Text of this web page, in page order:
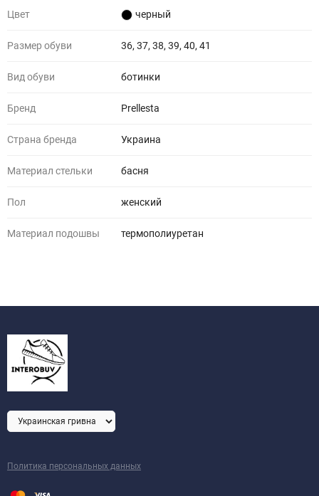
Цвет черный
Размер обуви 36, 37, 38, 39, 40, 41
Вид обуви ботинки
Бренд Prellesta
Страна бренда Украина
Материал стельки басня
Пол женский
Материал подошвы термополиуретан
Политика персональных данных